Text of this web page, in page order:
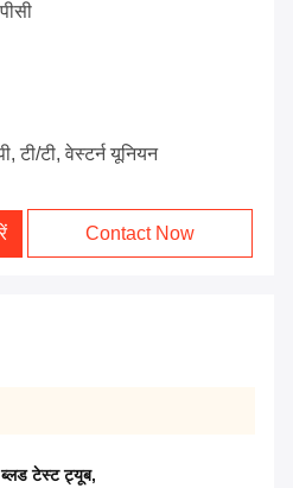
टी/टी, वेस्टर्न यूनियन
Contact Now
ब्लड टेस्ट ट्यूब,